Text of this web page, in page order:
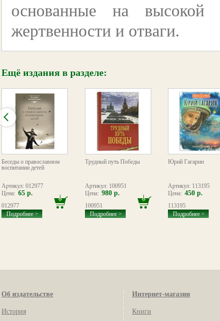
основанные на высокой
жертвенности и отваги.
Ещё издания в разделе:
Беседы о православном
воспитании детей
Артикул: 012977
Цена: 65 р.
012977
Подробнее >
Трудный путь Победы
Артикул: 100951
Цена: 980 р.
100951
Подробнее >
Юрий Гагарин
Артикул: 113195
Цена: 450 р.
113195
Подробнее >
Об издательстве
История
Интернет-магазин
Книги